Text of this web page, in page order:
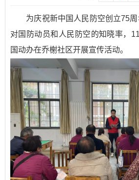
为庆祝新中国人民防空创立75
对国防动员和人民防空的知晓率， 11
国动办在乔榭社区开展宣传活动。